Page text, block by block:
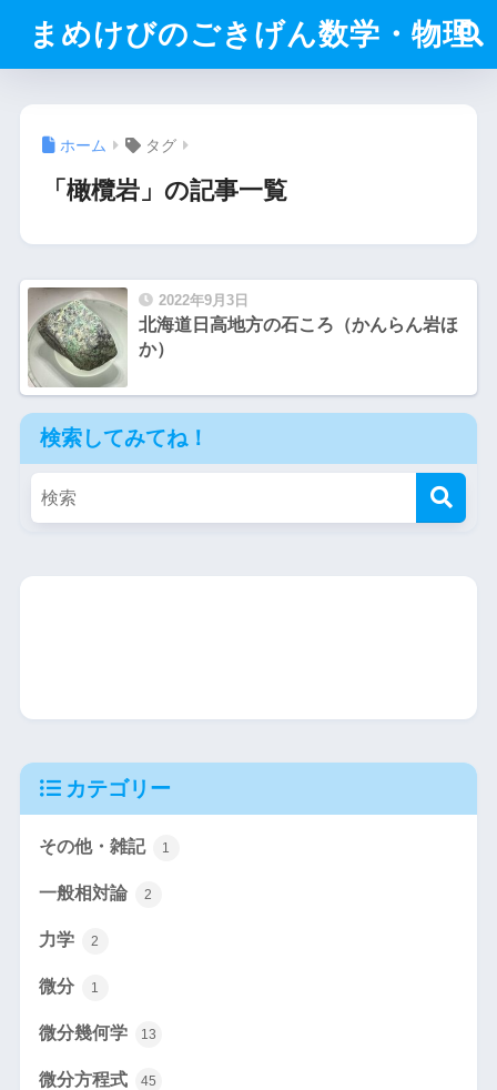
まめけびのごきげん数学・物理
ホーム タグ
「橄欖岩」の記事一覧
2022年9月3日
北海道日高地方の石ころ（かんらん岩ほ
か）
検索してみてね！
カテゴリー
その他・雑記 1
一般相対論 2
力学 2
微分 1
微分幾何学 13
微分方程式 45